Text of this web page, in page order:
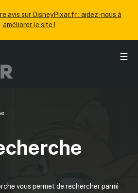
avis sur DisneyPixar.fr : aidez-nous à
améliorer le site !
☰
vous permet de rechercher parmi